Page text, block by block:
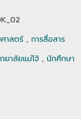
าสตร์ , การสื่อสาร
ยาลัยแม่โจ้ , นักศึกษา